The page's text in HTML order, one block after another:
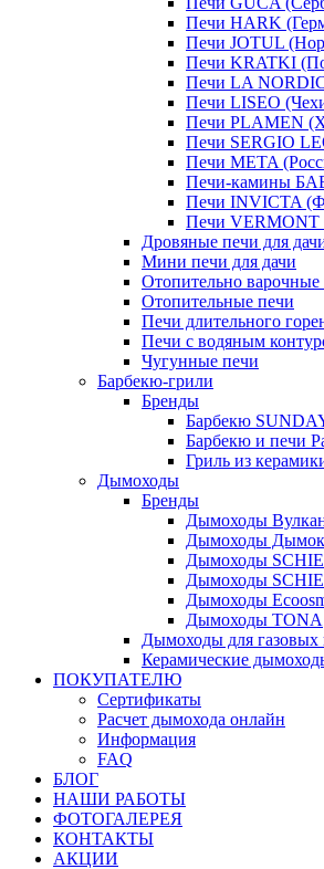
Печи HARK
Печи JOTUL
Печи KRATKI
Печи LA
Печи LISEO
Печи PLAMEN
Печи SERGIO
Печи META
Печи-камины
Печи INVICTA
Печи VERMONT
Дровяные печи для
Мини печи для дачи
Отопительно варочные
Отопительные печи
Печи длительного
Печи с водяным
Чугунные печи
Барбекю-грили
Бренды
Барбекю
Барбекю и печи
Гриль из
Дымоходы
Бренды
Дымоходы
Дымоходы Дымок
Дымоходы
Дымоходы
Дымоходы
Дымоходы TONA
Дымоходы для газовых
Керамические
ПОКУПАТЕЛЮ
Сертификаты
Расчет дымохода онлайн
Информация
FAQ
БЛОГ
НАШИ РАБОТЫ
ФОТОГАЛЕРЕЯ
КОНТАКТЫ
АКЦИИ